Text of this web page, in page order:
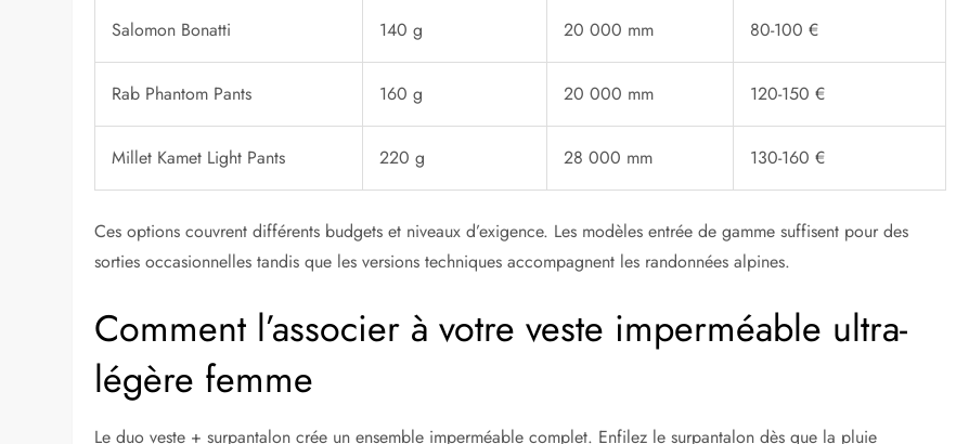
Salomon Bonatti 140 g 20 000 mm 80-100 €
Rab Phantom Pants 160 g 20 000 mm 120-150 €
Millet Kamet Light Pants 220 g 28 000 mm 130-160 €
Ces options couvrent différents budgets et niveaux d’exigence. Les modèles entrée de gamme suffisent pour des
sorties occasionnelles tandis que les versions techniques accompagnent les randonnées alpines.
Comment l’associer à votre veste imperméable ultra-
légère femme
Le duo veste + surpantalon crée un ensemble imperméable complet. Enfilez le surpantalon dès que la pluie